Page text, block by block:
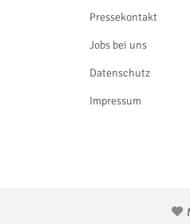
Pressekontakt
Jobs bei uns
Datenschutz
Impressum